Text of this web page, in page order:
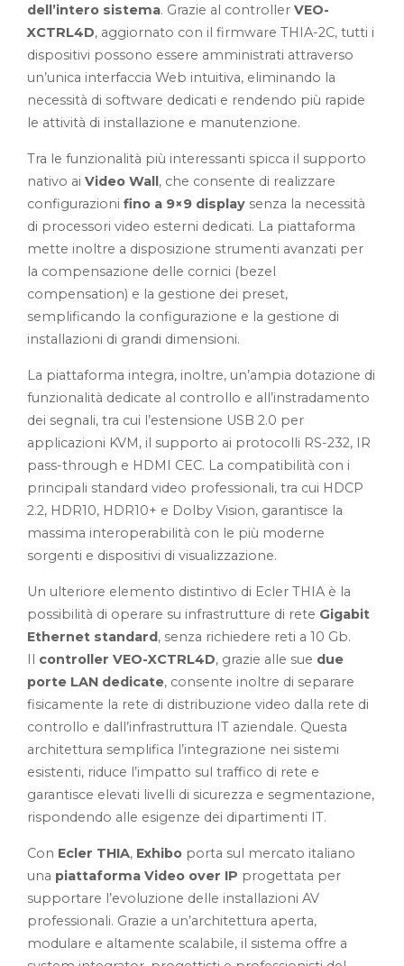
dell’intero sistema. Grazie al controller VEO-
XCTRL4D, aggiornato con il firmware THIA-2C, tutti i
dispositivi possono essere amministrati attraverso
un’unica interfaccia Web intuitiva, eliminando la
necessità di software dedicati e rendendo più rapide
le attività di installazione e manutenzione.
Tra le funzionalità più interessanti spicca il supporto
nativo ai Video Wall, che consente di realizzare
configurazioni fino a 9×9 display senza la necessità
di processori video esterni dedicati. La piattaforma
mette inoltre a disposizione strumenti avanzati per
la compensazione delle cornici (bezel
compensation) e la gestione dei preset,
semplificando la configurazione e la gestione di
installazioni di grandi dimensioni.
La piattaforma integra, inoltre, un’ampia dotazione di
funzionalità dedicate al controllo e all’instradamento
dei segnali, tra cui l’estensione USB 2.0 per
applicazioni KVM, il supporto ai protocolli RS-232, IR
pass-through e HDMI CEC. La compatibilità con i
principali standard video professionali, tra cui HDCP
2.2, HDR10, HDR10+ e Dolby Vision, garantisce la
massima interoperabilità con le più moderne
sorgenti e dispositivi di visualizzazione.
Un ulteriore elemento distintivo di Ecler THIA è la
possibilità di operare su infrastrutture di rete Gigabit
Ethernet standard, senza richiedere reti a 10 Gb.
Il controller VEO-XCTRL4D, grazie alle sue due
porte LAN dedicate, consente inoltre di separare
fisicamente la rete di distribuzione video dalla rete di
controllo e dall’infrastruttura IT aziendale. Questa
architettura semplifica l’integrazione nei sistemi
esistenti, riduce l’impatto sul traffico di rete e
garantisce elevati livelli di sicurezza e segmentazione,
rispondendo alle esigenze dei dipartimenti IT.
Con Ecler THIA, Exhibo porta sul mercato italiano
una piattaforma Video over IP progettata per
supportare l’evoluzione delle installazioni AV
professionali. Grazie a un’architettura aperta,
modulare e altamente scalabile, il sistema offre a